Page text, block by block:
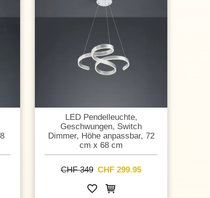
LED Pendelleuchte,
Geschwungen, Switch
Dimmer, Höhe anpassbar, 72
cm x 68 cm
CHF 349 CHF 299.95